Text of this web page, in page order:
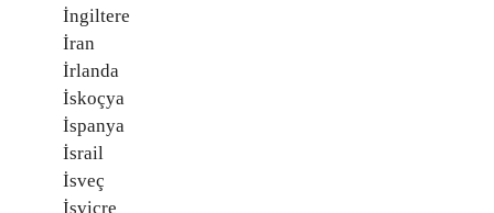
İngiltere
İran
İrlanda
İskoçya
İspanya
İsrail
İsveç
İsviçre